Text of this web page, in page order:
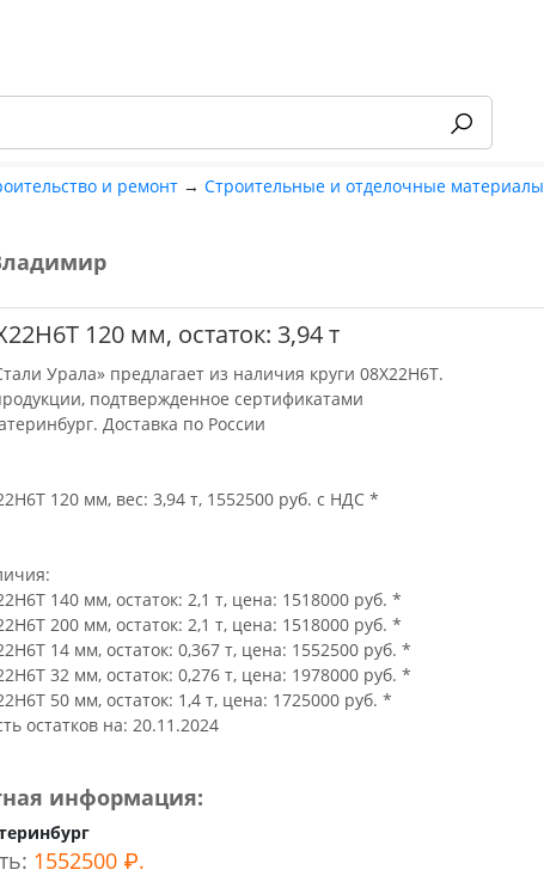
и ремонт →Строительные и отделочные материалы
120 мм, остаток: 3,94 т
Урала» предлагает из наличия круги 08Х22Н6Т.
подтвержденное сертификатами
Доставка по России
120 мм, вес: 3,94 т, 1552500 руб. с НДС *
140 мм, остаток: 2,1 т, цена: 1518000 руб. *
200 мм, остаток: 2,1 т, цена: 1518000 руб. *
14 мм, остаток: 0,367 т, цена: 1552500 руб. *
32 мм, остаток: 0,276 т, цена: 1978000 руб. *
50 мм, остаток: 1,4 т, цена: 1725000 руб. *
остатков на: 20.11.2024
информация:
1552500 ₽.